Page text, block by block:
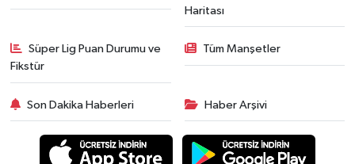
Haritası
Süper Lig Puan Durumu ve
Fikstür
Tüm Manşetler
Son Dakika Haberleri Haber Arşivi